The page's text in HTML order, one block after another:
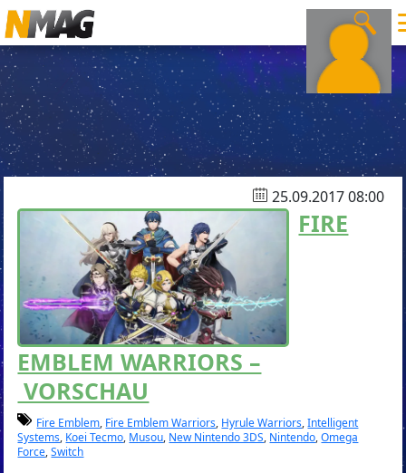
25.09.2017 08:00
FIRE
EMBLEM WARRIORS –
VORSCHAU
Fire Emblem, Fire Emblem Warriors, Hyrule Warriors,Intelligent
Systems, Koei Tecmo, Musou, New Nintendo 3DS, Nintendo,Omega
Force,Switch